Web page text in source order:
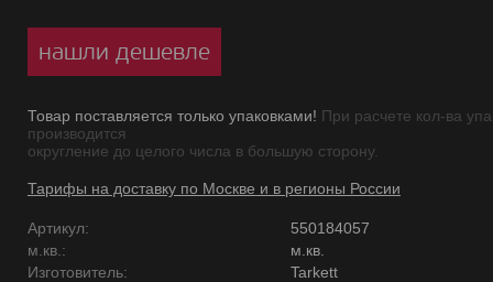
нашли дешевле
Товар поставляется только упаковками! При расчете кол-ва
производится
округление до целого числа в большую сторону.
Тарифы на доставку по Москве и в регионы России
Артикул:
550184057
м.кв.:
м.кв.
Изготовитель:
Tarkett